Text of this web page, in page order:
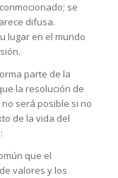
se
difusa.
lugar en el mundo
parte de la
la resolución de
será posible si no
de la vida del
que el
valores y los